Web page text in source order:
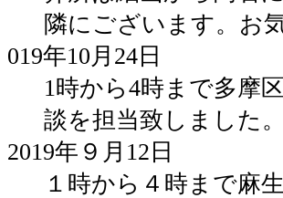
隣にございます。お
019年10月24日
1時から4時まで多摩
談を担当致しました。
2019年９月12日
１時から４時まで麻